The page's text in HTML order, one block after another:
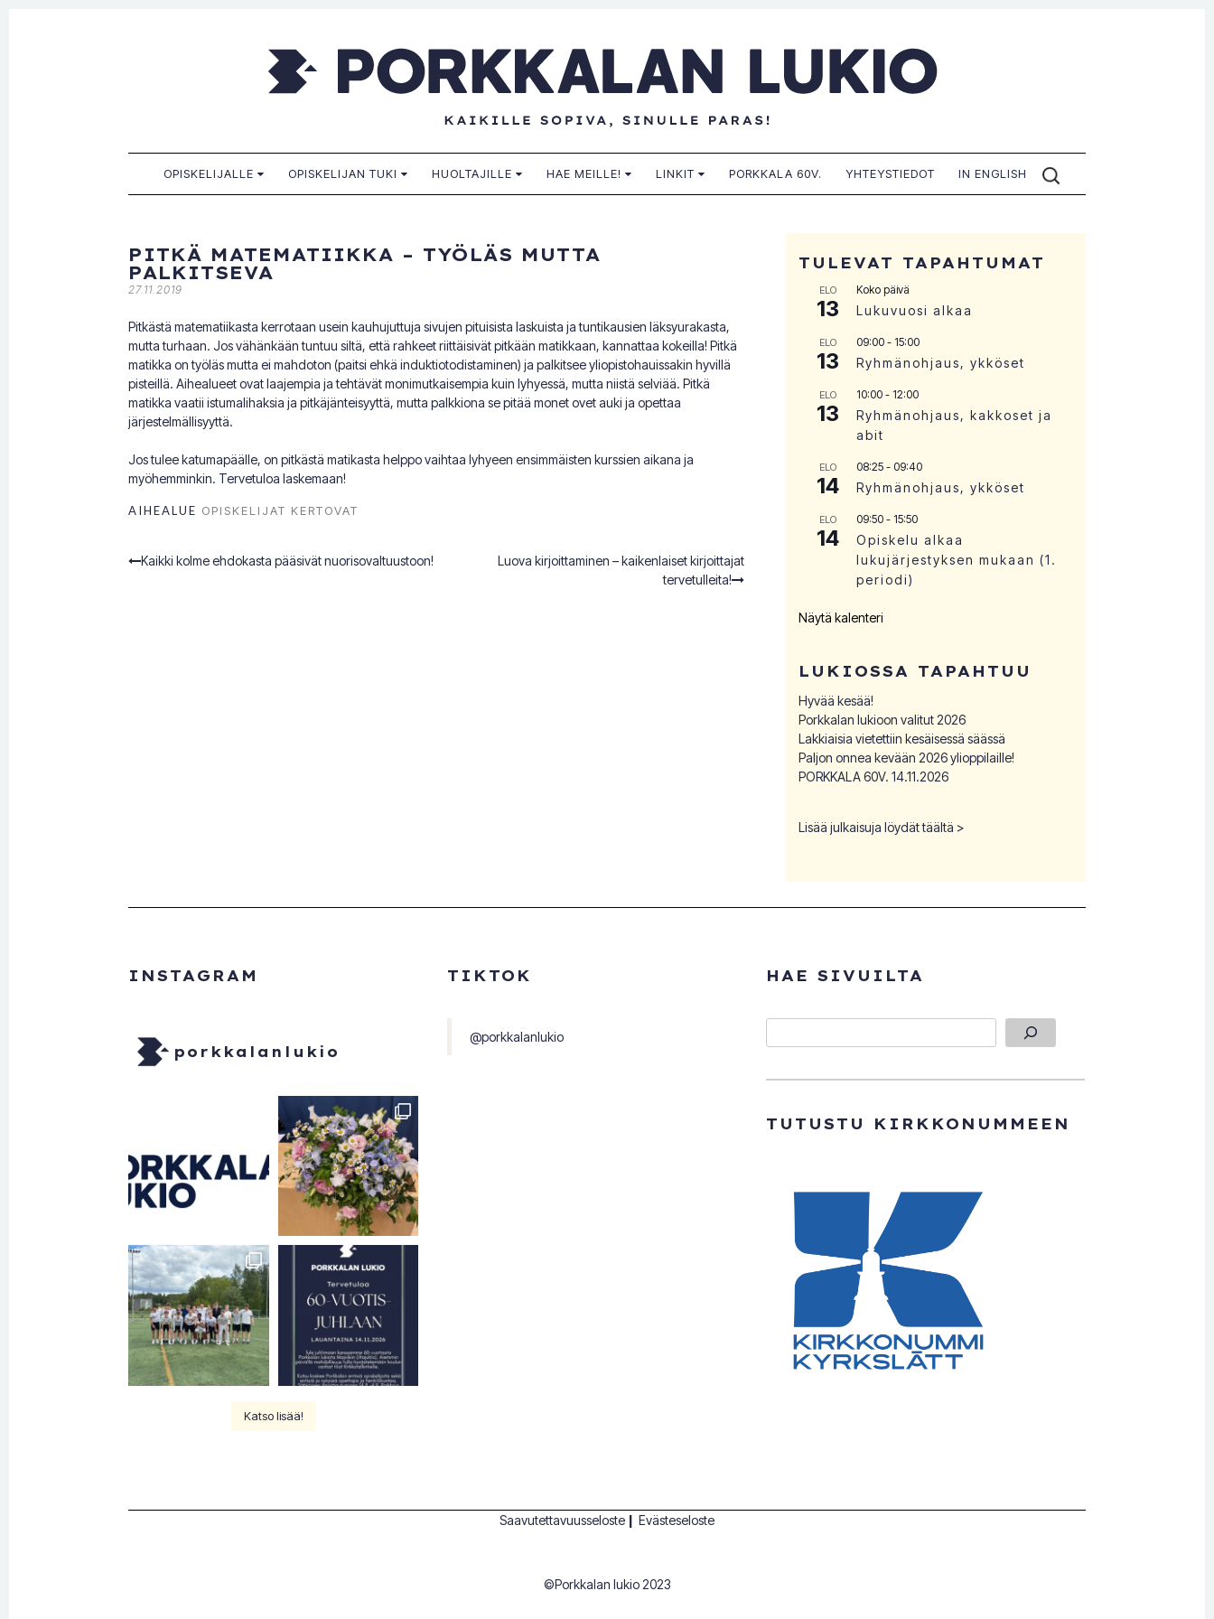
Porkkalan lukio
Kaikille sopiva, sinulle paras!
OPISKELIJALLE
OPISKELIJAN TUKI HUOLTAJILLE HAE MEILLE! LINKIT PORKKALA 60V. YHTEYSTIEDOT IN ENGLISH
ETSI
SIVUILTA:
PITKÄ MATEMATIIKKA – TYÖLÄS MUTTA
PALKITSEVA
27.11.2019
Pitkästä matematiikasta kerrotaan usein kauhujuttuja sivujen pituisista laskuista ja tuntikausien läksyurakasta,
mutta turhaan. Jos vähänkään tuntuu siltä, että rahkeet riittäisivät pitkään matikkaan, kannattaa kokeilla! Pitkä
matikka on työläs mutta ei mahdoton (paitsi ehkä induktiotodistaminen) ja palkitsee yliopistohauissakin hyvillä
pisteillä. Aihealueet ovat laajempia ja tehtävät monimutkaisempia kuin lyhyessä, mutta niistä selviää. Pitkä
matikka vaatii istumalihaksia ja pitkäjänteisyyttä, mutta palkkiona se pitää monet ovet auki ja opettaa
järjestelmällisyyttä.
Jos tulee katumapäälle, on pitkästä matikasta helppo vaihtaa lyhyeen ensimmäisten kurssien aikana ja
myöhemminkin. Tervetuloa laskemaan!
AIHEALUE OPISKELIJAT KERTOVAT
Post
Luova kirjoittaminen – kaikenlaiset kirjoittajat
tervetulleita!
Kaikki kolme ehdokasta pääsivät nuorisovaltuustoon!
TULEVAT TAPAHTUMAT
ELO
13
Koko päivä
Lukuvuosi alkaa
ELO
13
09:00 - 15:00
Ryhmänohjaus, ykköset
ELO
13
10:00 - 12:00
Ryhmänohjaus, kakkoset ja
abit
ELO
14
08:25 - 09:40
Ryhmänohjaus, ykköset
ELO
14
09:50 - 15:50
Opiskelu alkaa
lukujärjestyksen mukaan (1.
periodi)
Näytä kalenteri
LUKIOSSA TAPAHTUU
Hyvää kesää!
Porkkalan lukioon valitut 2026
Lakkiaisia vietettiin kesäisessä säässä
Paljon onnea kevään 2026 ylioppilaille!
PORKKALA 60V. 14.11.2026
Lisää julkaisuja löydät täältä >
INSTAGRAM
porkkalanlukio
Katso lisää!
TIKTOK
@porkkalanlukio
HAE SIVUILTA
TUTUSTU KIRKKONUMMEEN
Saavutettavuusseloste | Evästeseloste
©Porkkalan lukio 2023